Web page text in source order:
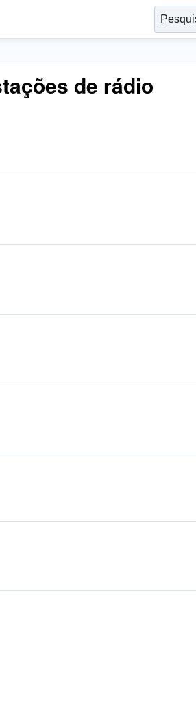
de rádio